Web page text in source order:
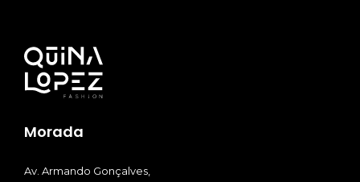
Morada
Av. Armando Gonçalves,